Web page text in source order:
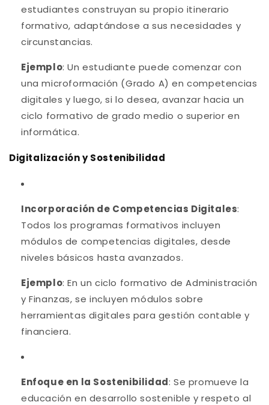
estudiantes construyan su propio itinerario
formativo, adaptándose a sus necesidades y
circunstancias.
Ejemplo: Un estudiante puede comenzar con
una microformación (Grado A) en competencias
digitales y luego, si lo desea, avanzar hacia un
ciclo formativo de grado medio o superior en
informática.
Digitalización y Sostenibilidad
Incorporación de Competencias Digitales:
Todos los programas formativos incluyen
módulos de competencias digitales, desde
niveles básicos hasta avanzados.
Ejemplo: En un ciclo formativo de Administración
y Finanzas, se incluyen módulos sobre
herramientas digitales para gestión contable y
financiera.
Enfoque en la Sostenibilidad: Se promueve la
educación en desarrollo sostenible y respeto al